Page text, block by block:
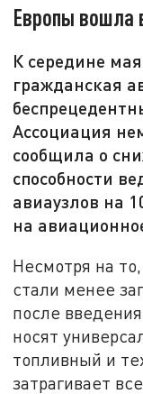
Европы вошла
К середине
гражданская
Ассоциация
сообщила о
способности
авиаузлов на
на
Несмотря на
стали менее
после
носят
топливный и
затрагивает